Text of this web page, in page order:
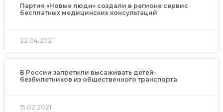
Партия «Новые люди» создали в регионе сервис
бесплатных медицинских консультаций
22.04.2021
В России запретили высаживать детей-
безбилетников из общественного транспорта
15.02.2021